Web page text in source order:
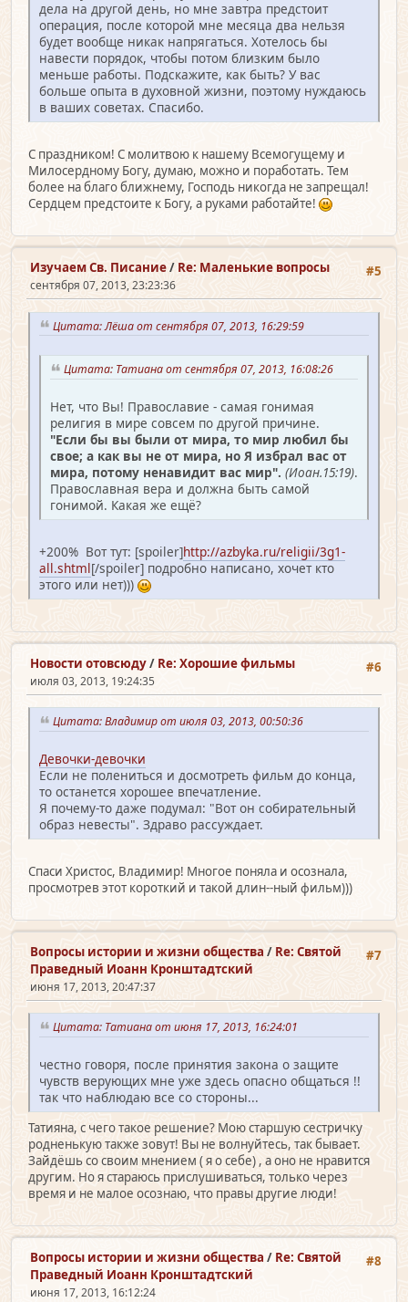
дела на другой день, но мне завтра предстоит
операция, после которой мне месяца два нельзя
будет вообще никак напрягаться. Хотелось бы
навести порядок, чтобы потом близким было
меньше работы. Подскажите, как быть? У вас
больше опыта в духовной жизни, поэтому нуждаюсь
в ваших советах. Спасибо.
С праздником! С молитвою к нашему Всемогущему и
Милосердному Богу, думаю, можно и поработать. Тем
более на благо ближнему, Господь никогда не запрещал!
Сердцем предстоите к Богу, а руками работайте!
#5
Изучаем Св. Писание/ Re: Маленькие вопросы
сентября 07, 2013, 23:23:36
Цитата: Лёша от сентября 07, 2013, 16:29:59
Цитата: Татиана от сентября 07, 2013, 16:08:26
Нет, что Вы! Православие - самая гонимая
религия в мире совсем по другой причине.
"Если бы вы были от мира, то мир любил бы
свое; а как вы не от мира, но Я избрал вас от
мира, потому ненавидит вас мир". (Иоан.15:19).
Православная вера и должна быть самой
гонимой. Какая же ещё?
+200% Вот тут: [spoiler]http://azbyka.ru/religii/3g1-
all.shtml[/spoiler] подробно написано, хочет кто
этого или нет)))
#6
Новости отовсюду/ Re: Хорошие фильмы
июля 03, 2013, 19:24:35
Цитата: Владимир от июля 03, 2013, 00:50:36
Девочки-девочки
Если не полениться и досмотреть фильм до конца,
то останется хорошее впечатление.
Я почему-то даже подумал: "Вот он собирательный
образ невесты". Здраво рассуждает.
Спаси Христос, Владимир! Многое поняла и осознала,
просмотрев этот короткий и такой длин--ный фильм)))
#7
Вопросы истории и жизни общества/ Re: Святой
Праведный Иоанн Кронштадтский
июня 17, 2013, 20:47:37
Цитата: Татиана от июня 17, 2013, 16:24:01
честно говоря, после принятия закона о защите
чувств верующих мне уже здесь опасно общаться !!
так что наблюдаю все со стороны...
Татияна, с чего такое решение? Мою старшую сестричку
родненькую также зовут! Вы не волнуйтесь, так бывает.
Зайдёшь со своим мнением ( я о себе) , а оно не нравится
другим. Но я стараюсь прислушиваться, только через
время и не малое осознаю, что правы другие люди!
#8
Вопросы истории и жизни общества / Re: Святой
Праведный Иоанн Кронштадтский
июня 17, 2013, 16:12:24